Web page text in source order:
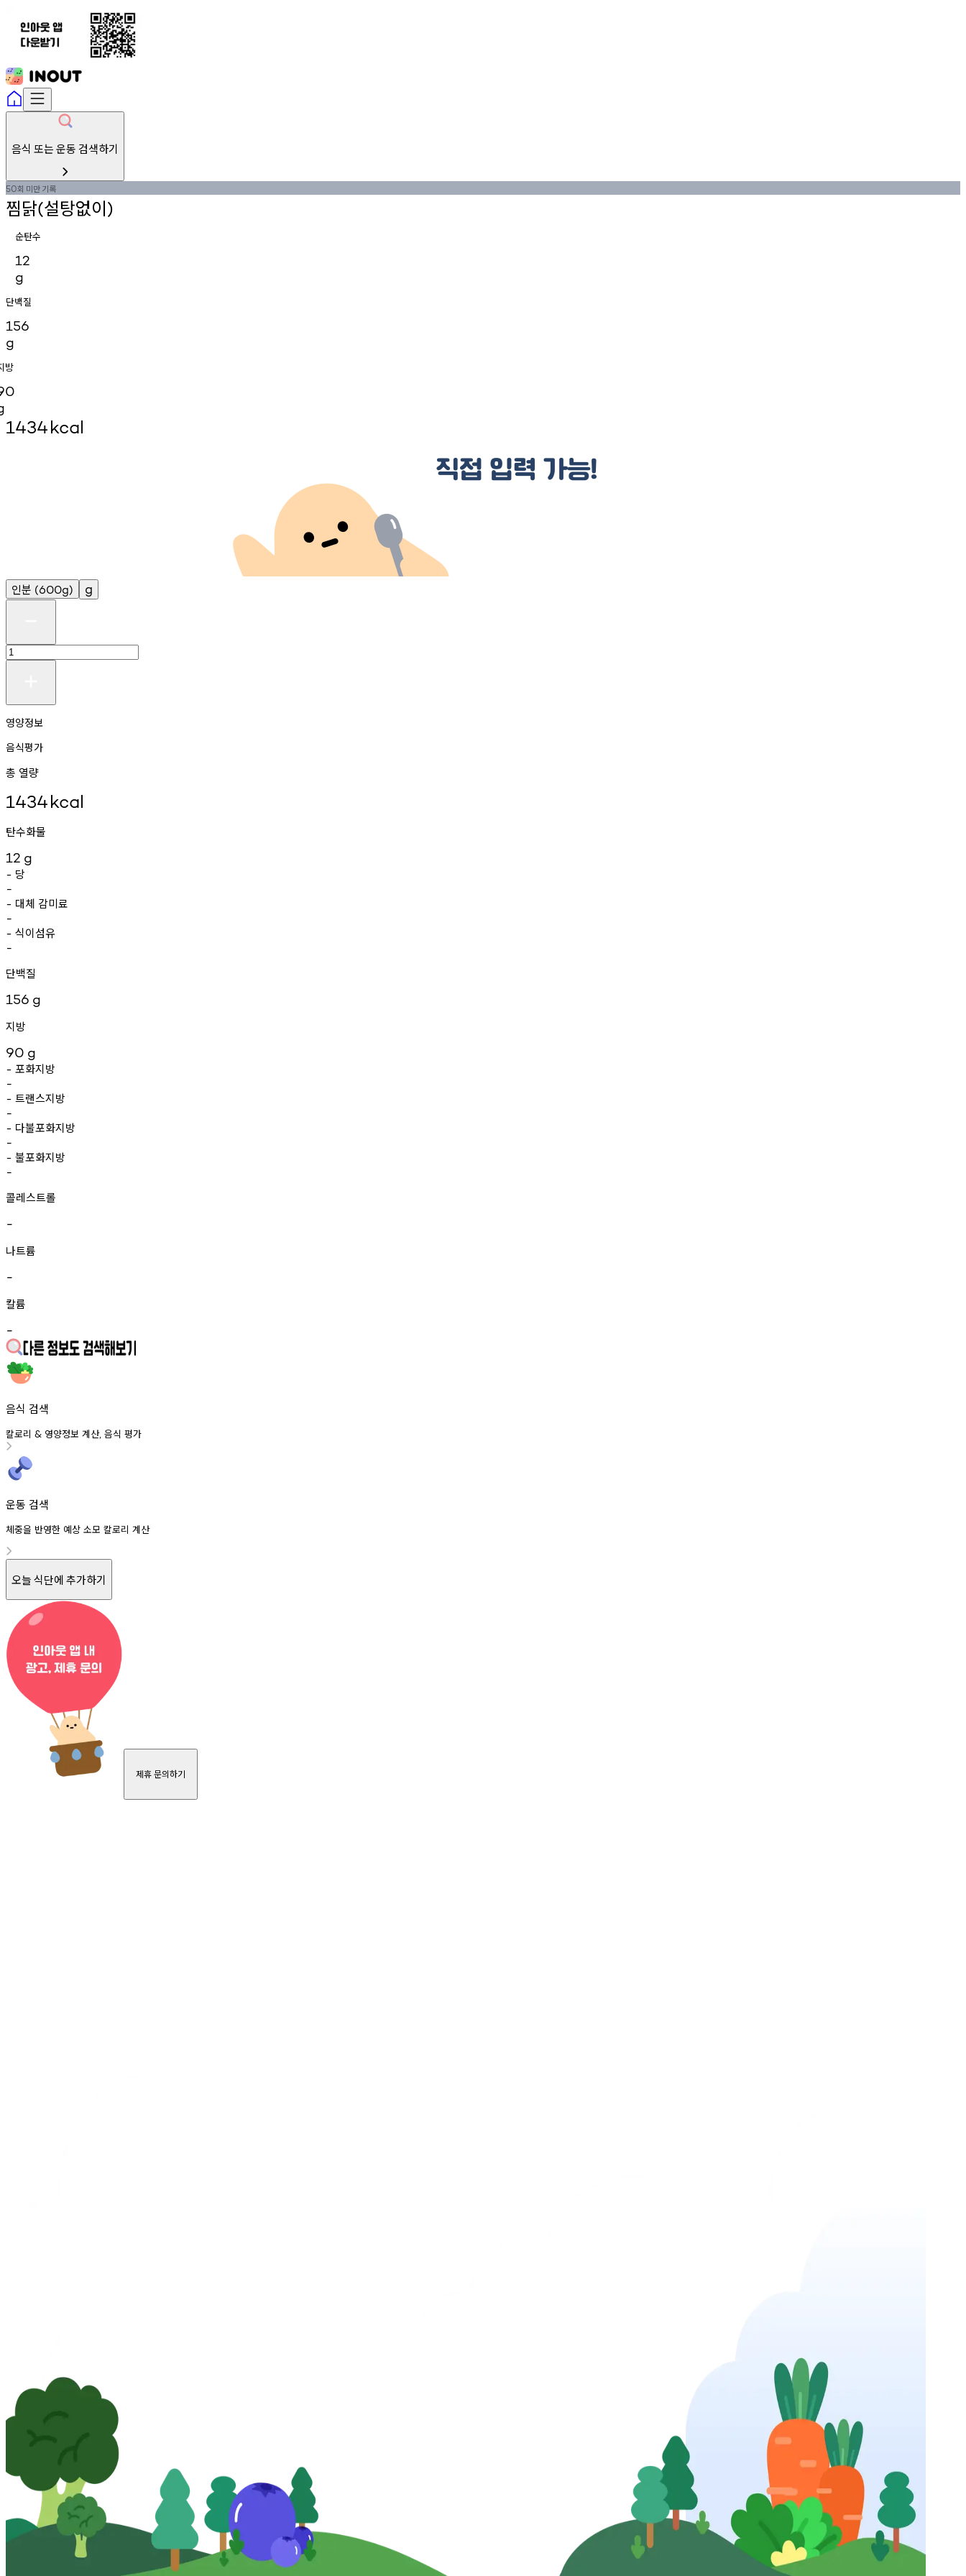
음식 또는 운동 검색하기
50회 미만기록
찜닭(설탕없이)
순탄수
12
g
단백질
156
g
방
1434kcal
인분 (600g) g
영양정보
음식평가
총 열량
1434kcal
탄수화물
12 g
- 당
-
- 대체 감미료
-
- 식이섬유
-
단백질
156 g
지방
90 g
- 포화지방
-
- 트랜스지방
-
- 다불포화지방
-
- 불포화지방
-
콜레스트롤
-
나트륨
-
칼륨
-
음식 검색
칼로리 & 영양정보 계산, 음식 평가
운동 검색
체중을 반영한 예상 소모 칼로리 계산
오늘 식단에 추가하기
제휴 문의하기